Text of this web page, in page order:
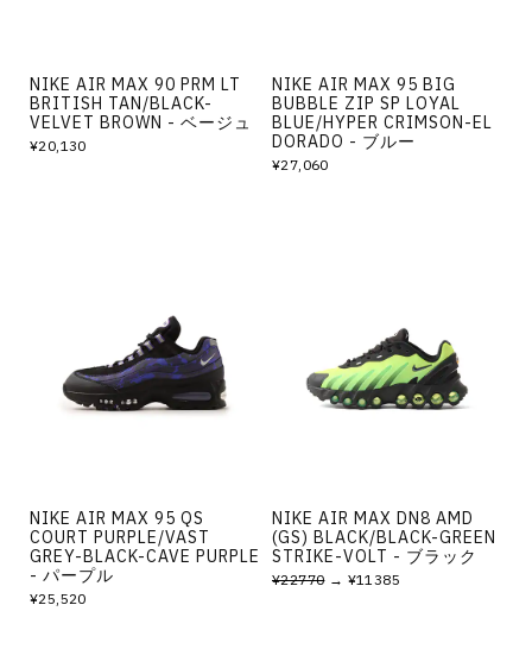
NIKE AIR MAX 90 PRM LT
BRITISH TAN/BLACK-
VELVET BROWN - ベージュ
¥20,130
NIKE AIR MAX 95 BIG
BUBBLE ZIP SP LOYAL
BLUE/HYPER CRIMSON-EL
DORADO - ブルー
¥27,060
NIKE AIR MAX 95 QS
COURT PURPLE/VAST
GREY-BLACK-CAVE PURPLE
- パープル
¥25,520
NIKE AIR MAX DN8 AMD
(GS) BLACK/BLACK-GREEN
STRIKE-VOLT - ブラック
¥22770→ ¥11385